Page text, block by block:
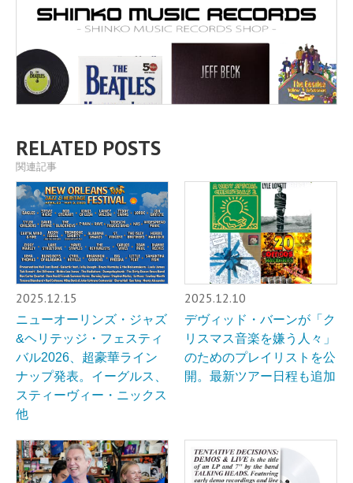
RELATED POSTS
関連記事
2025.12.15
ニューオーリンズ・ジャズ
&ヘリテッジ・フェスティ
バル2026、超豪華ライン
ナップ発表。イーグルス、
スティーヴィー・ニックス
他
2025.12.10
デヴィッド・バーンが「ク
リスマス音楽を嫌う人々」
のためのプレイリストを公
開。最新ツアー日程も追加